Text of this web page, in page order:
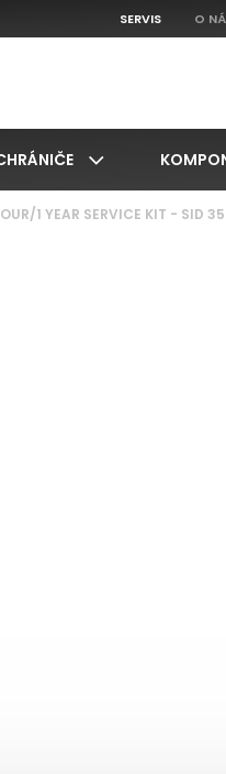
SERVIS O
1 YEAR SERVICE KIT - SID